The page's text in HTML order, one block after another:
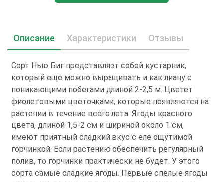
Описание Характеристики Отзывы
Сорт Нью Биг представляет собой кустарник,
который еще можно выращивать и как лиану с
поникающими побегами длиной 2-2,5 м. Цветет
фиолетовыми цветочками, которые появляются на
растении в течение всего лета. Ягоды красного
цвета, длиной 1,5-2 см и шириной около 1 см,
имеют приятный сладкий вкус с еле ощутимой
горчинкой. Если растению обеспечить регулярный
полив, то горчинки практически не будет. У этого
сорта самые сладкие ягоды. Первые спелые ягоды